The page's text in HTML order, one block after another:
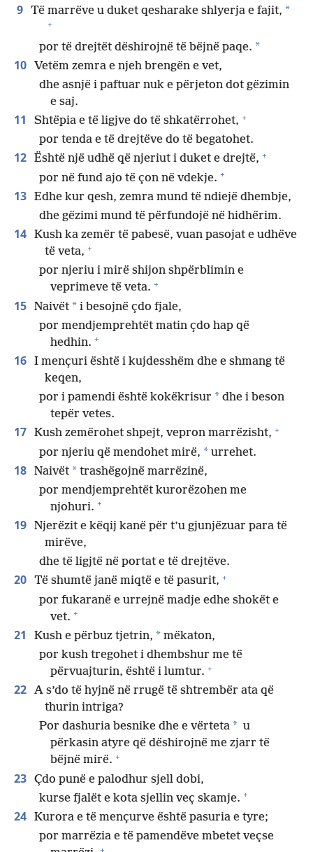
9 Të marrëve u duket qesharake shlyerja e fajit, *
+
por të drejtët dëshirojnë të bëjnë paqe. *
10 Vetëm zemra e njeh brengën e vet,
dhe asnjë i paftuar nuk e përjeton dot gëzimin
e saj.
11 Shtëpia e të ligjve do të shkatërrohet, +
por tenda e të drejtëve do të begatohet.
12 Është një udhë që njeriut i duket e drejtë, +
por në fund ajo të çon në vdekje. +
13 Edhe kur qesh, zemra mund të ndiejë dhembje,
dhe gëzimi mund të përfundojë në hidhërim.
14 Kush ka zemër të pabesë, vuan pasojat e udhëve
të veta, +
por njeriu i mirë shijon shpërblimin e
veprimeve të veta. +
15 Naivët * i besojnë çdo fjale,
por mendjemprehtët matin çdo hap që
hedhin. +
16 I mençuri është i kujdesshëm dhe e shmang të
keqen,
por i pamendi është kokëkrisur * dhe i beson
tepër vetes.
17 Kush zemërohet shpejt, vepron marrëzisht, +
por njeriu që mendohet mirë, * urrehet.
18 Naivët * trashëgojnë marrëzinë,
por mendjemprehtët kurorëzohen me
njohuri. +
19 Njerëzit e këqij kanë për t’u gjunjëzuar para të
mirëve,
dhe të ligjtë në portat e të drejtëve.
20 Të shumtë janë miqtë e të pasurit, +
por fukaranë e urrejnë madje edhe shokët e
vet. +
21 Kush e përbuz tjetrin, * mëkaton,
por kush tregohet i dhembshur me të
përvuajturin, është i lumtur. +
22 A s’do të hyjnë në rrugë të shtrembër ata që
thurin intriga?
Por dashuria besnike dhe e vërteta * u
përkasin atyre që dëshirojnë me zjarr të
bëjnë mirë. +
23 Çdo punë e palodhur sjell dobi,
kurse fjalët e kota sjellin veç skamje. +
24 Kurora e të mençurve është pasuria e tyre;
por marrëzia e të pamendëve mbetet veçse
+